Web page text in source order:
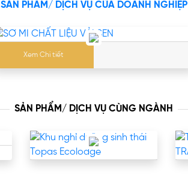
SẢN PHẨM/ DỊCH VỤ CỦA DOANH NGHIỆP
Xem Chi tiết
SẢN PHẨM/ DỊCH VỤ CÙNG NGÀNH